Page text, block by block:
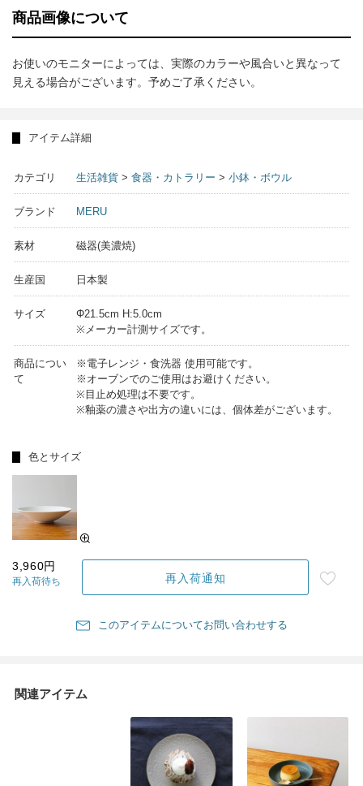
商品画像について
お使いのモニターによっては、実際のカラーや風合いと異なって
見える場合がございます。予めご了承ください。
アイテム詳細
カテゴリ 生活雑貨 > 食器・カトラリー > 小鉢・ボウル
ブランド MERU
素材 磁器(美濃焼)
生産国 日本製
サイズ
Φ21.5cm H:5.0cm
※メーカー計測サイズです。
商品につい
て
※電子レンジ・食洗器 使用可能です。
※オーブンでのご使用はお避けください。
※目止め処理は不要です。
※釉薬の濃さや出方の違いには、個体差がございます。
色とサイズ
3,960円
再入荷待ち 再入荷通知
このアイテムについてお問い合わせする
関連アイテム